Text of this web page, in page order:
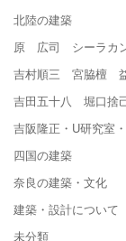
北陸の建築
原 広司 シーラカ
吉村順三 宮脇檀
吉田五十八 堀口
吉阪隆正・U研究室
四国の建築
奈良の建築・文化
建築・設計について
未分類